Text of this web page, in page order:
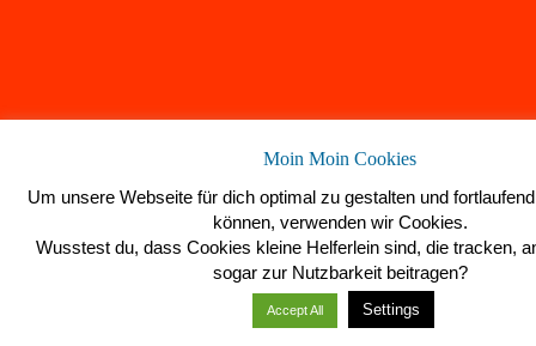
Moin Moin Cookies
Um unsere Webseite für dich optimal zu gestalten und
können, verwenden wir Cookies.
Wusstest du, dass Cookies kleine Helferlein sind, die tracken,
sogar zur Nutzbarkeit beitragen?
Accept All Settings